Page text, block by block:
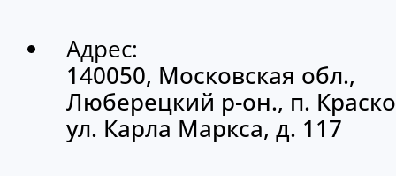
Адрес:
140050, Московская обл.,
Люберецкий р-он., п.
ул. Карла Маркса, д. 117